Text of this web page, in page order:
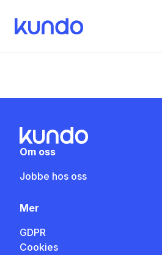
Om oss
Jobbe hos oss
Mer
GDPR
Cookies